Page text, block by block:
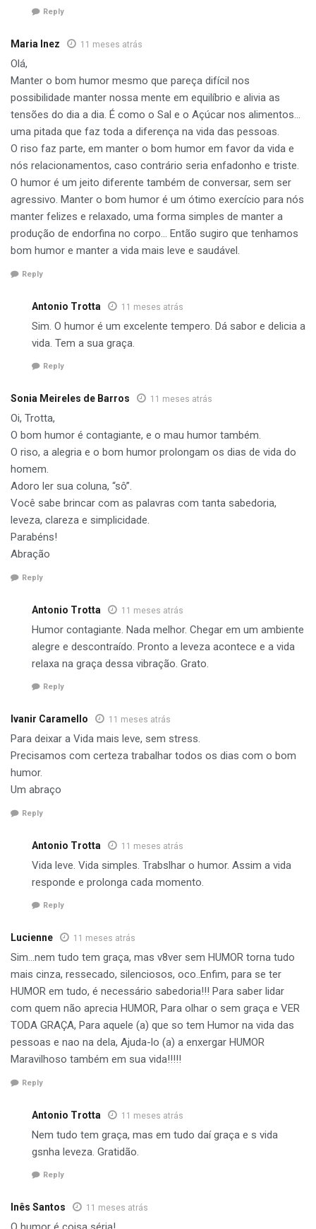
Reply
Maria Inez 11 meses atrás
Olá,
Manter o bom humor mesmo que pareça difícil nos
possibilidade manter nossa mente em equilíbrio e alivia as
tensões do dia a dia. É como o Sal e o Açúcar nos alimentos…
uma pitada que faz toda a diferença na vida das pessoas.
O riso faz parte, em manter o bom humor em favor da vida e
nós relacionamentos, caso contrário seria enfadonho e triste.
O humor é um jeito diferente também de conversar, sem ser
agressivo. Manter o bom humor é um ótimo exercício para nós
manter felizes e relaxado, uma forma simples de manter a
produção de endorfina no corpo… Então sugiro que tenhamos
bom humor e manter a vida mais leve e saudável.
Reply
Antonio Trotta 11 meses atrás
Sim. O humor é um excelente tempero. Dá sabor e delicia a
vida. Tem a sua graça.
Reply
Sonia Meireles de Barros 11 meses atrás
Oi, Trotta,
O bom humor é contagiante, e o mau humor também.
O riso, a alegria e o bom humor prolongam os dias de vida do
homem.
Adoro ler sua coluna, “sô”.
Você sabe brincar com as palavras com tanta sabedoria,
leveza, clareza e simplicidade.
Parabéns!
Abração
Reply
Antonio Trotta 11 meses atrás
Humor contagiante. Nada melhor. Chegar em um ambiente
alegre e descontraído. Pronto a leveza acontece e a vida
relaxa na graça dessa vibração. Grato.
Reply
Ivanir Caramello 11 meses atrás
Para deixar a Vida mais leve, sem stress.
Precisamos com certeza trabalhar todos os dias com o bom
humor.
Um abraço
Reply
Antonio Trotta 11 meses atrás
Vida leve. Vida simples. Trabslhar o humor. Assim a vida
responde e prolonga cada momento.
Reply
Lucienne 11 meses atrás
Sim…nem tudo tem graça, mas v8ver sem HUMOR torna tudo
mais cinza, ressecado, silenciosos, oco..Enfim, para se ter
HUMOR em tudo, é necessário sabedoria!!! Para saber lidar
com quem não aprecia HUMOR, Para olhar o sem graça e VER
TODA GRAÇA, Para aquele (a) que so tem Humor na vida das
pessoas e nao na dela, Ajuda-lo (a) a enxergar HUMOR
Maravilhoso também em sua vida!!!!!
Reply
Antonio Trotta 11 meses atrás
Nem tudo tem graça, mas em tudo daí graça e s vida
gsnha leveza. Gratidão.
Reply
Inês Santos 11 meses atrás